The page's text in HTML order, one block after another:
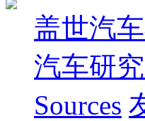
盖世汽
汽车研
Sources